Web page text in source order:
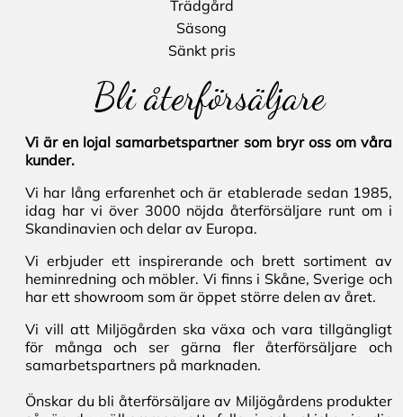
Trädgård
Säsong
Sänkt pris
Bli återförsäljare
Vi är en lojal samarbetspartner som bryr oss om våra
kunder.
Vi har lång erfarenhet och är etablerade sedan 1985,
idag har vi över 3000 nöjda återförsäljare runt om i
Skandinavien och delar av Europa.
Vi erbjuder ett inspirerande och brett sortiment av
heminredning och möbler. Vi finns i Skåne, Sverige och
har ett showroom som är öppet större delen av året.
Vi vill att Miljögården ska växa och vara tillgängligt
för många och ser gärna fler återförsäljare och
samarbetspartners på marknaden.
Önskar du bli återförsäljare av Miljögårdens produkter